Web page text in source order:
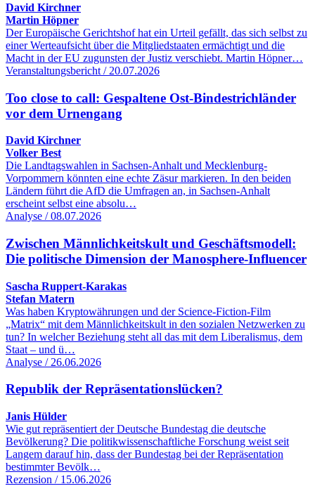
David Kirchner
Martin Höpner
Der Europäische Gerichtshof hat ein Urteil gefällt, das sich selbst zu
einer Werteaufsicht über die Mitgliedstaaten ermächtigt und die
Macht in der EU zugunsten der Justiz verschiebt. Martin Höpner…
Veranstaltungsbericht / 20.07.2026
Too close to call: Gespaltene Ost-Bindestrichländer
vor dem Urnengang
David Kirchner
Volker Best
Die Landtagswahlen in Sachsen-Anhalt und Mecklenburg-
Vorpommern könnten eine echte Zäsur markieren. In den beiden
Ländern führt die AfD die Umfragen an, in Sachsen-Anhalt
erscheint selbst eine absolu…
Analyse / 08.07.2026
Zwischen Männlichkeitskult und Geschäftsmodell:
Die politische Dimension der Manosphere-Influencer
Sascha Ruppert-Karakas
Stefan Matern
Was haben Kryptowährungen und der Science-Fiction-Film
„Matrix“ mit dem Männlichkeitskult in den sozialen Netzwerken zu
tun? In welcher Beziehung steht all das mit dem Liberalismus, dem
Staat – und ü…
Analyse / 26.06.2026
Republik der Repräsentationslücken?
Janis Hülder
Wie gut repräsentiert der Deutsche Bundestag die deutsche
Bevölkerung? Die politikwissenschaftliche Forschung weist seit
Langem darauf hin, dass der Bundestag bei der Repräsentation
bestimmter Bevölk…
Rezension / 15.06.2026